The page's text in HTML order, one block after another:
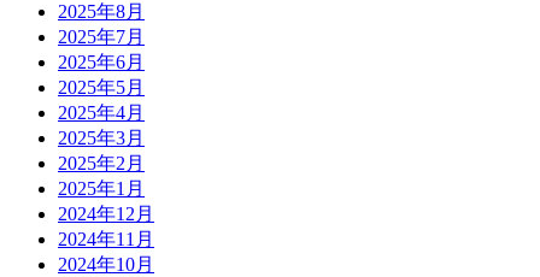
2025年8月
2025年7月
2025年6月
2025年5月
2025年4月
2025年3月
2025年2月
2025年1月
2024年12月
2024年11月
2024年10月